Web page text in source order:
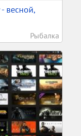
весной,
Рыбалка